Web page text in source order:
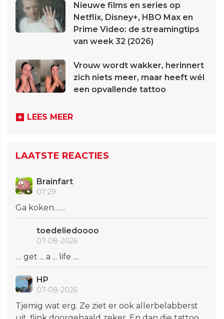
Nieuwe films en series op
Netflix, Disney+, HBO Max en
Prime Video: de streamingtips
van week 32 (2026)
Vrouw wordt wakker, herinnert
zich niets meer, maar heeft wél
een opvallende tattoo
LEES MEER
LAATSTE REACTIES
Brainfart
07:29
Ga koken……
toedeliedoooo
07-08-2026
.... get ... a ... life ....
HP
07-08-2026
Tjemig wat erg. Ze ziet er ook allerbelabberst